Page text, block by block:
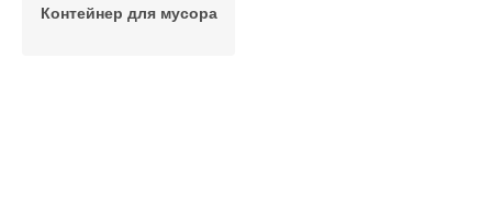
Контейнер для мусора